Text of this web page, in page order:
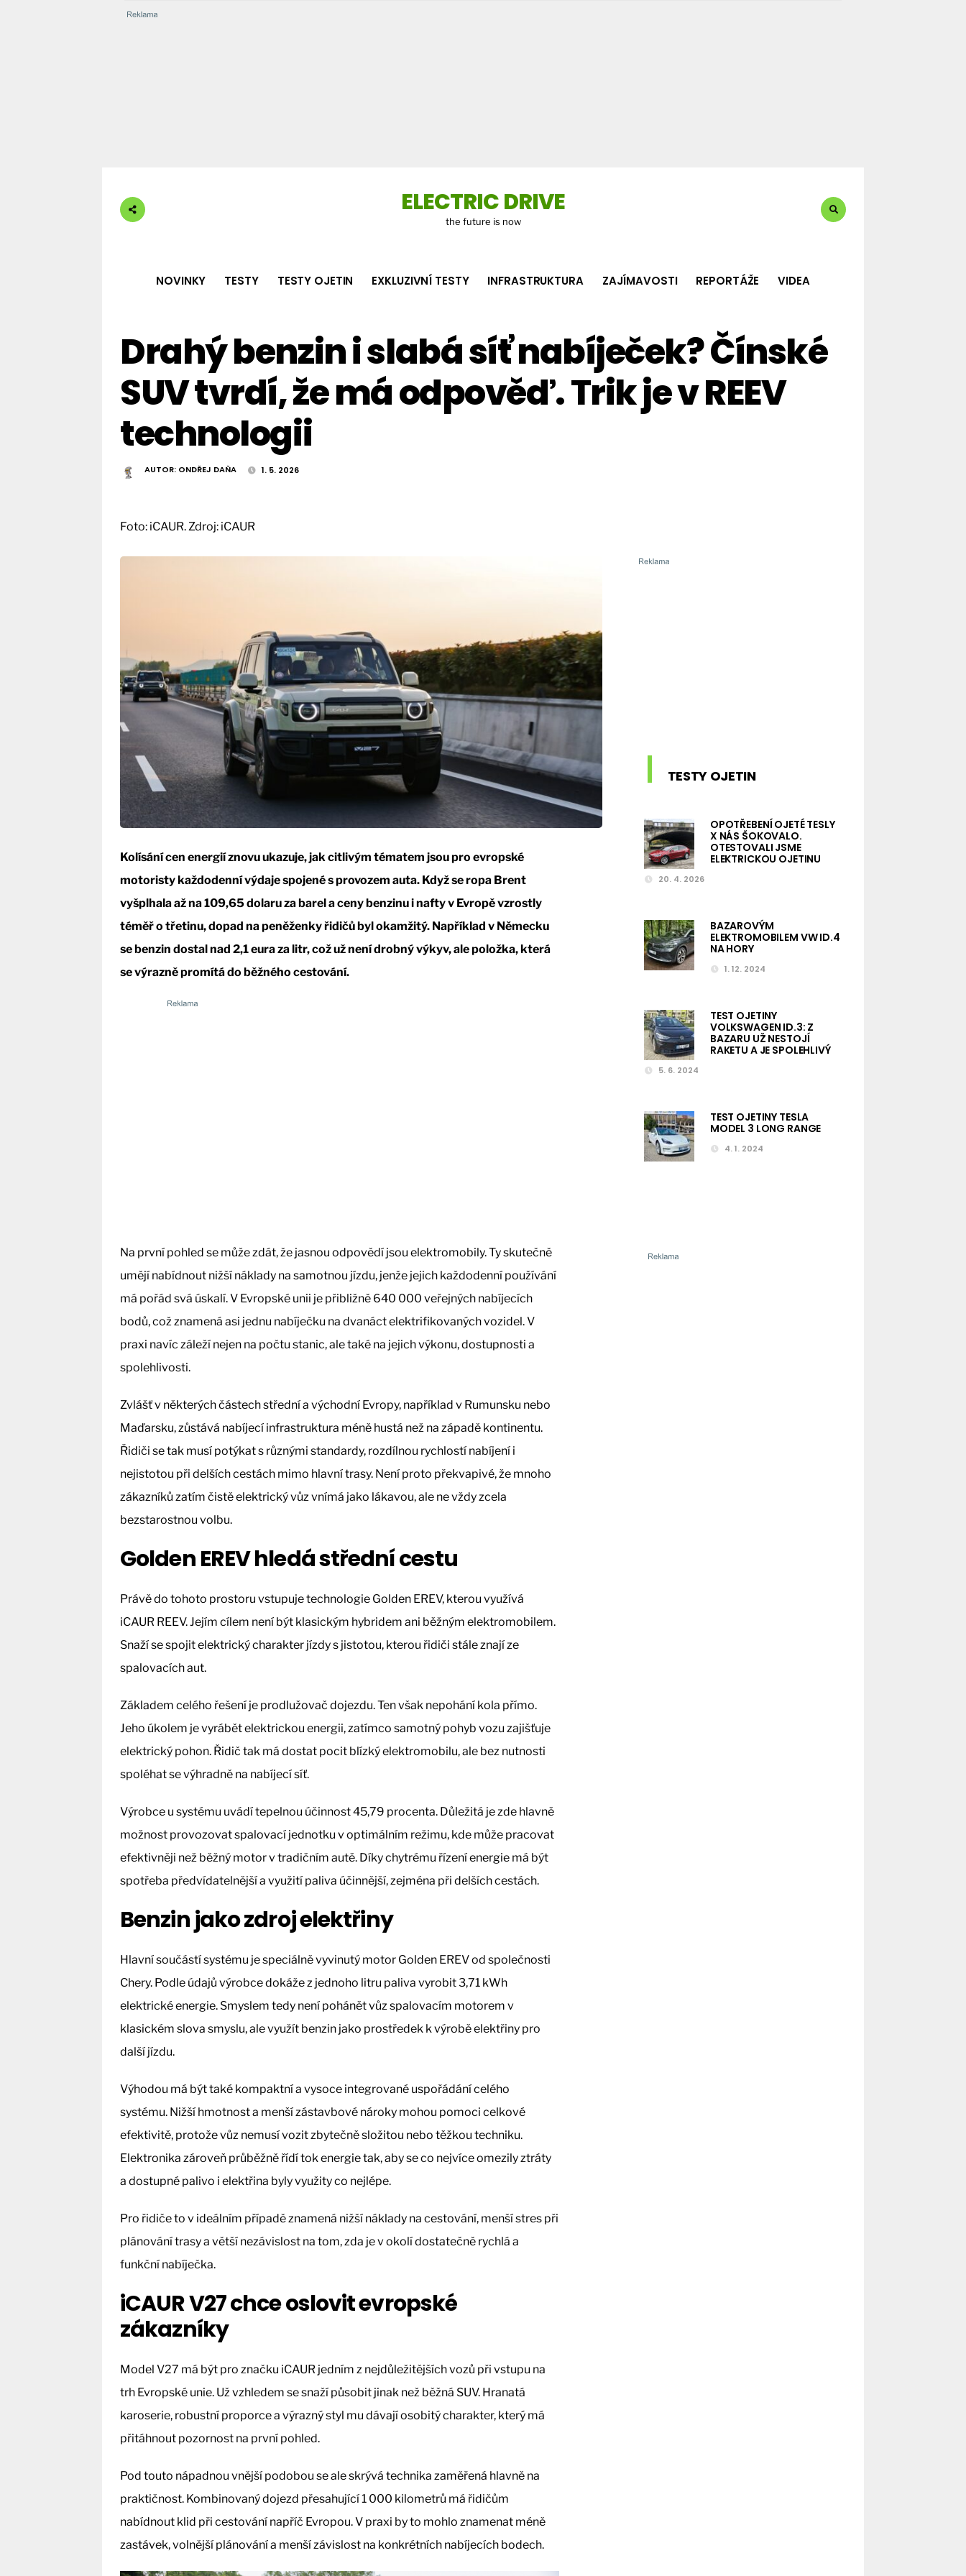
ELECTRIC DRIVE
the future is now
NOVINKY TESTY TESTY OJETIN EXKLUZIVNÍ TESTY INFRASTRUKTURA ZAJÍMAVOSTI REPORTÁŽE VIDEA
Drahý benzin i slabá síť nabíječek? Čínské
SUV tvrdí, že má odpověď. Trik je v REEV
technologii
AUTOR: ONDŘEJ DAŇA 1. 5. 2026
Foto: iCAUR. Zdroj: iCAUR
Kolísání cen energií znovu ukazuje, jak citlivým tématem jsou pro evropské
motoristy každodenní výdaje spojené s provozem auta. Když se ropa Brent
vyšplhala až na 109,65 dolaru za barel a ceny benzinu i nafty v Evropě vzrostly
téměř o třetinu, dopad na peněženky řidičů byl okamžitý. Například v Německu
se benzin dostal nad 2,1 eura za litr, což už není drobný výkyv, ale položka, která
se výrazně promítá do běžného cestování.
Na první pohled se může zdát, že jasnou odpovědí jsou elektromobily. Ty skutečně
umějí nabídnout nižší náklady na samotnou jízdu, jenže jejich každodenní používání
má pořád svá úskalí. V Evropské unii je přibližně 640 000 veřejných nabíjecích
bodů, což znamená asi jednu nabíječku na dvanáct elektrifikovaných vozidel. V
praxi navíc záleží nejen na počtu stanic, ale také na jejich výkonu, dostupnosti a
spolehlivosti.
Zvlášť v některých částech střední a východní Evropy, například v Rumunsku nebo
Maďarsku, zůstává nabíjecí infrastruktura méně hustá než na západě kontinentu.
Řidiči se tak musí potýkat s různými standardy, rozdílnou rychlostí nabíjení i
nejistotou při delších cestách mimo hlavní trasy. Není proto překvapivé, že mnoho
zákazníků zatím čistě elektrický vůz vnímá jako lákavou, ale ne vždy zcela
bezstarostnou volbu.
Golden EREV hledá střední cestu
Právě do tohoto prostoru vstupuje technologie Golden EREV, kterou využívá
iCAUR REEV. Jejím cílem není být klasickým hybridem ani běžným elektromobilem.
Snaží se spojit elektrický charakter jízdy s jistotou, kterou řidiči stále znají ze
spalovacích aut.
Základem celého řešení je prodlužovač dojezdu. Ten však nepohání kola přímo.
Jeho úkolem je vyrábět elektrickou energii, zatímco samotný pohyb vozu zajišťuje
elektrický pohon. Řidič tak má dostat pocit blízký elektromobilu, ale bez nutnosti
spoléhat se výhradně na nabíjecí síť.
Výrobce u systému uvádí tepelnou účinnost 45,79 procenta. Důležitá je zde hlavně
možnost provozovat spalovací jednotku v optimálním režimu, kde může pracovat
efektivněji než běžný motor v tradičním autě. Díky chytrému řízení energie má být
spotřeba předvídatelnější a využití paliva účinnější, zejména při delších cestách.
Benzin jako zdroj elektřiny
Hlavní součástí systému je speciálně vyvinutý motor Golden EREV od společnosti
Chery. Podle údajů výrobce dokáže z jednoho litru paliva vyrobit 3,71 kWh
elektrické energie. Smyslem tedy není pohánět vůz spalovacím motorem v
klasickém slova smyslu, ale využít benzin jako prostředek k výrobě elektřiny pro
další jízdu.
Výhodou má být také kompaktní a vysoce integrované uspořádání celého
systému. Nižší hmotnost a menší zástavbové nároky mohou pomoci celkové
efektivitě, protože vůz nemusí vozit zbytečně složitou nebo těžkou techniku.
Elektronika zároveň průběžně řídí tok energie tak, aby se co nejvíce omezily ztráty
a dostupné palivo i elektřina byly využity co nejlépe.
Pro řidiče to v ideálním případě znamená nižší náklady na cestování, menší stres při
plánování trasy a větší nezávislost na tom, zda je v okolí dostatečně rychlá a
funkční nabíječka.
iCAUR V27 chce oslovit evropské
zákazníky
Model V27 má být pro značku iCAUR jedním z nejdůležitějších vozů při vstupu na
trh Evropské unie. Už vzhledem se snaží působit jinak než běžná SUV. Hranatá
karoserie, robustní proporce a výrazný styl mu dávají osobitý charakter, který má
přitáhnout pozornost na první pohled.
Pod touto nápadnou vnější podobou se ale skrývá technika zaměřená hlavně na
praktičnost. Kombinovaný dojezd přesahující 1 000 kilometrů má řidičům
nabídnout klid při cestování napříč Evropou. V praxi by to mohlo znamenat méně
zastávek, volnější plánování a menší závislost na konkrétních nabíjecích bodech.
TESTY OJETIN
OPOTŘEBENÍ OJETÉ TESLY
X NÁS ŠOKOVALO.
OTESTOVALI JSME
ELEKTRICKOU OJETINU
20. 4. 2026
BAZAROVÝM
ELEKTROMOBILEM VW ID.4
NA HORY
1. 12. 2024
TEST OJETINY
VOLKSWAGEN ID.3: Z
BAZARU UŽ NESTOJÍ
RAKETU A JE SPOLEHLIVÝ
5. 6. 2024
TEST OJETINY TESLA
MODEL 3 LONG RANGE
4. 1. 2024